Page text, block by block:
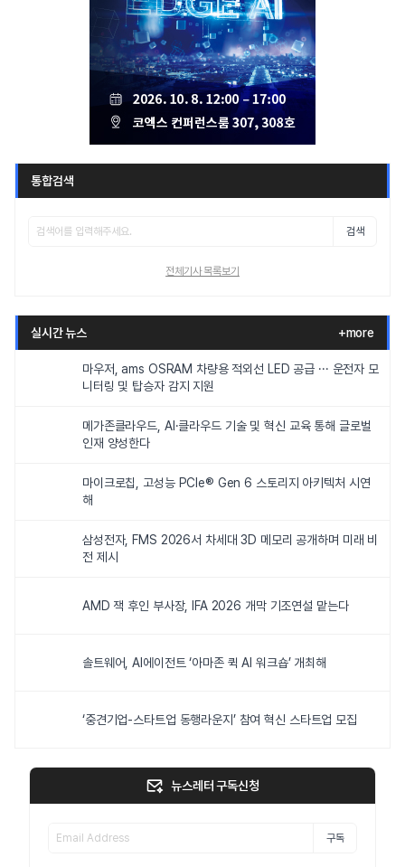
통합검색
검색
전체기사 목록보기
실시간 뉴스 +more
마우저, ams OSRAM 차량용 적외선 LED 공급 ··· 운전자 모
니터링 및 탑승자 감지 지원
메가존클라우드, AI·클라우드 기술 및 혁신 교육 통해 글로벌
인재 양성한다
마이크로칩, 고성능 PCIe® Gen 6 스토리지 아키텍처 시연
해
삼성전자, FMS 2026서 차세대 3D 메모리 공개하며 미래 비
전 제시
AMD 잭 후인 부사장, IFA 2026 개막 기조연설 맡는다
솔트웨어, AI에이전트 ‘아마존 퀵 AI 워크숍’ 개최해
‘중견기업-스타트업 동행라운지’ 참여 혁신 스타트업 모집
뉴스레터 구독신청
구독